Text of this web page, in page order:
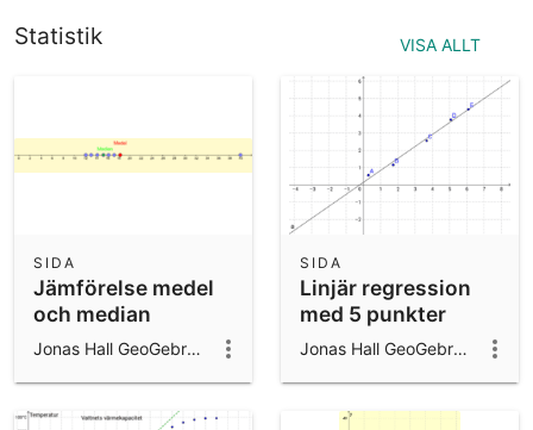
Statistik VISA ALLT
Jämförelse medel
och median
SIDA
Jonas Hall GeoGebra ambassador 2024/25
Linjär regression
med 5 punkter
SIDA
Jonas Hall GeoGebra ambassador 2024/25